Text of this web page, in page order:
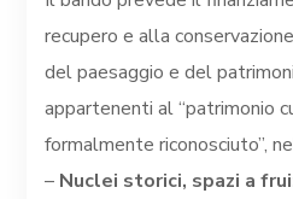
recupero e alla
del paesaggio e del
appartenenti al “patrimonio
formalmente riconosciuto”,
– Nuclei storici, spazi a